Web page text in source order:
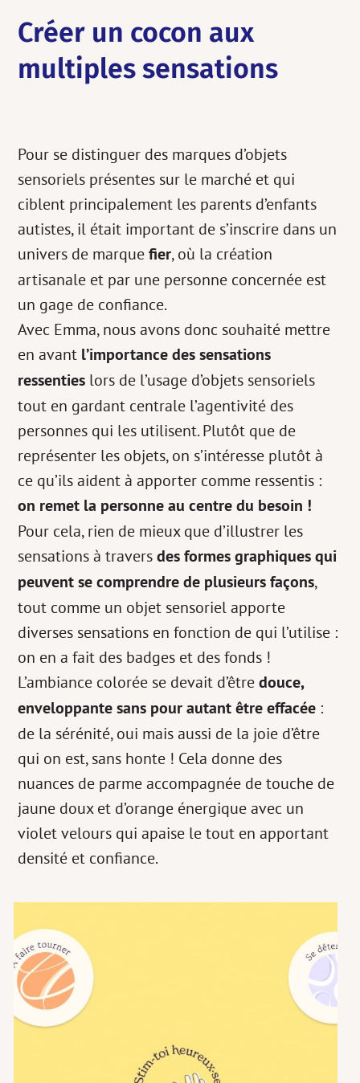
Créer un cocon aux
multiples sensations
Pour se distinguer des marques d’objets
sensoriels présentes sur le marché et qui
ciblent principalement les parents d’enfants
autistes, il était important de s’inscrire dans un
univers de marquefier, où la création
artisanale et par une personne concernée est
un gage de confiance.
Avec Emma, nous avons donc souhaité mettre
en avant l’importance des sensations
ressenties lors de l’usage d’objets sensoriels
tout en gardant centrale l’agentivité des
personnes qui les utilisent. Plutôt que de
représenter les objets, on s’intéresse plutôt à
ce qu’ils aident à apporter comme ressentis :
on remet la personne au centre du besoin !
Pour cela, rien de mieux que d’illustrer les
sensations à traversdes formes graphiques qui
peuvent se comprendre de plusieurs façons,
tout comme un objet sensoriel apporte
diverses sensations en fonction de qui l’utilise :
on en a fait des badges et des fonds !
L’ambiance colorée se devait d’êtredouce,
enveloppante sans pour autant être effacée :
de la sérénité, oui mais aussi de la joie d’être
qui on est, sans honte ! Cela donne des
nuances de parme accompagnée de touche de
jaune doux et d’orange énergique avec un
violet velours qui apaise le tout en apportant
densité et confiance.